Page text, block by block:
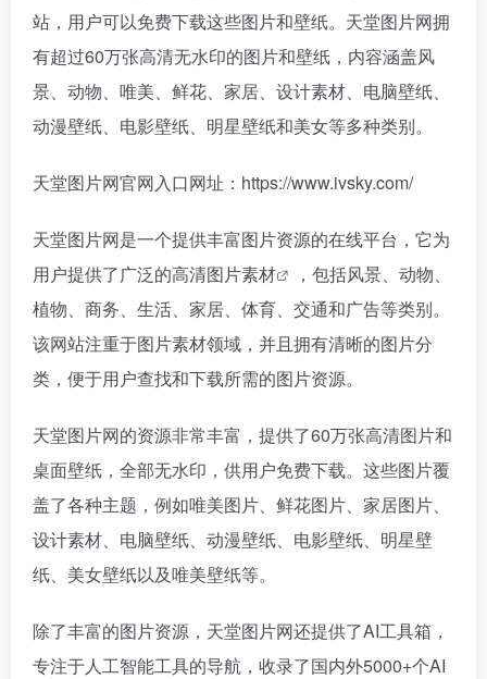
站，用户可以免费下载这些图片和壁纸。天堂图片网拥
有超过60万张高清无水印的图片和壁纸，内容涵盖风
景、动物、唯美、鲜花、家居、设计素材、电脑壁纸、
动漫壁纸、电影壁纸、明星壁纸和美女等多种类别。
天堂图片网官网入口网址：https://www.ivsky.com/
天堂图片网是一个提供丰富图片资源的在线平台，它为
用户提供了广泛的高清图片素材
，包括风景、动物、
植物、商务、生活、家居、体育、交通和广告等类别。
该网站注重于图片素材领域，并且拥有清晰的图片分
类，便于用户查找和下载所需的图片资源。
天堂图片网的资源非常丰富，提供了60万张高清图片和
桌面壁纸，全部无水印，供用户免费下载。这些图片覆
盖了各种主题，例如唯美图片、鲜花图片、家居图片、
设计素材、电脑壁纸、动漫壁纸、电影壁纸、明星壁
纸、美女壁纸以及唯美壁纸等。
除了丰富的图片资源，天堂图片网还提供了AI工具箱，
专注于人工智能工具的导航，收录了国内外5000+个AI